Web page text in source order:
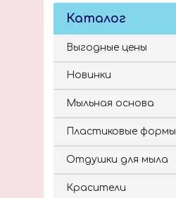
Каталог
Выгодные цены
Новинки
Мыльная основа
Пластиковые формы
Отдушки для мыла
Красители